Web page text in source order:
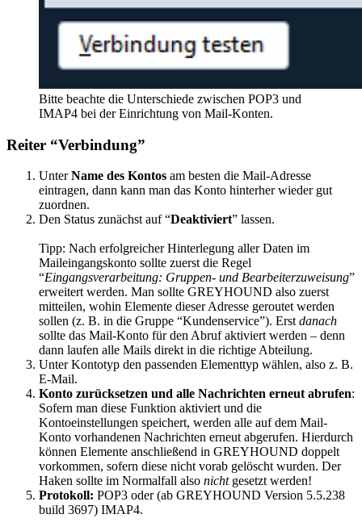
Bitte beachte die Unterschiede zwischen POP3 und
IMAP4 bei der Einrichtung von Mail-Konten.
Reiter “Verbindung”
UnterName des Kontos am besten die Mail-Adresse
eintragen, dann kann man das Konto hinterher wieder gut
zuordnen.
Den Status zunächst auf “Deaktiviert” lassen.
Tipp: Nach erfolgreicher Hinterlegung aller Daten im
Maileingangskonto sollte zuerst die Regel
“Eingangsverarbeitung: Gruppen- und Bearbeiterzuweisung”
erweitert werden. Man sollte GREYHOUND also zuerst
mitteilen, wohin Elemente dieser Adresse geroutet werden
sollen (z. B. in die Gruppe “Kundenservice”). Erst danach
sollte das Mail-Konto für den Abruf aktiviert werden – denn
dann laufen alle Mails direkt in die richtige Abteilung.
Unter Kontotyp den passenden Elementtyp wählen, also z. B.
E-Mail.
Konto zurücksetzen und alle Nachrichten erneut abrufen:
Sofern man diese Funktion aktiviert und die
Kontoeinstellungen speichert, werden alle auf dem Mail-
Konto vorhandenen Nachrichten erneut abgerufen. Hierdurch
können Elemente anschließend in GREYHOUND doppelt
vorkommen, sofern diese nicht vorab gelöscht wurden. Der
Haken sollte im Normalfall also nicht gesetzt werden!
Protokoll: POP3 oder (ab GREYHOUND Version 5.5.238
build 3697) IMAP4.